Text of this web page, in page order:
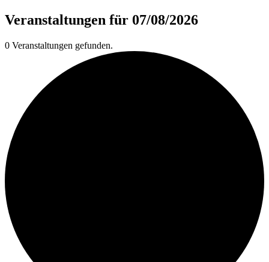
Veranstaltungen für 07/08/2026
0 Veranstaltungen gefunden.